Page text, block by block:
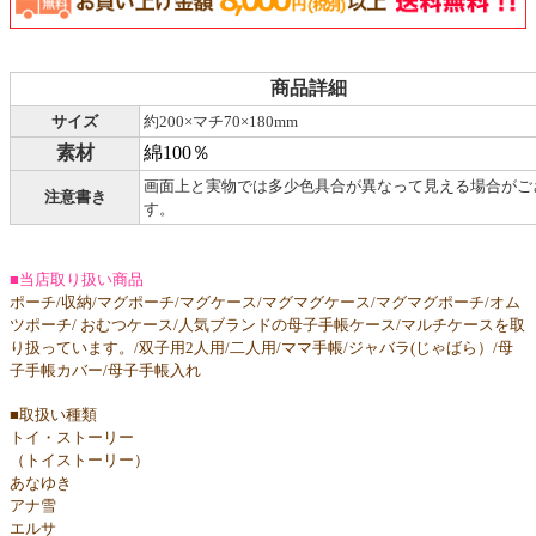
商品詳細
サイズ 約200×マチ70×180mm
素材 綿100％
注意書き
画面上と実物では多少色具合が異なって見える場合がご
す。
■当店取り扱い商品
ポーチ/収納/マグポーチ/マグケース/マグマグケース/マグマグポーチ/オム
ツポーチ/ おむつケース/人気ブランドの母子手帳ケース/マルチケースを取
り扱っています。/双子用2人用/二人用/ママ手帳/ジャバラ(じゃばら）/母
子手帳カバー/母子手帳入れ
■取扱い種類
トイ・ストーリー
（トイストーリー）
あなゆき
アナ雪
エルサ